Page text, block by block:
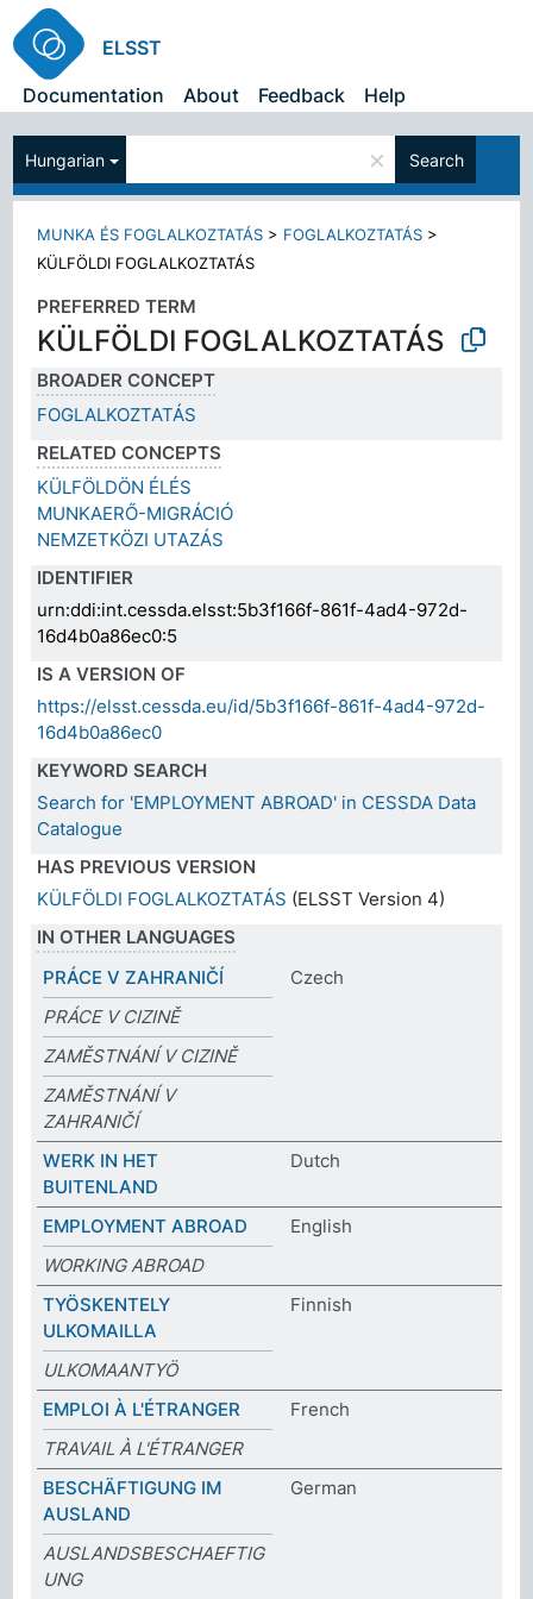
ELSST
Documentation
About Feedback Help
Hungarian × Search
MUNKA ÉS FOGLALKOZTATÁS > FOGLALKOZTATÁS >
KÜLFÖLDI FOGLALKOZTATÁS
PREFERRED TERM
KÜLFÖLDI FOGLALKOZTATÁS
BROADER CONCEPT
FOGLALKOZTATÁS
RELATED CONCEPTS
KÜLFÖLDÖN ÉLÉS
MUNKAERŐ-MIGRÁCIÓ
NEMZETKÖZI UTAZÁS
IDENTIFIER
urn:ddi:int.cessda.elsst:5b3f166f-861f-4ad4-972d-
16d4b0a86ec0:5
IS A VERSION OF
https://elsst.cessda.eu/id/5b3f166f-861f-4ad4-972d-
16d4b0a86ec0
KEYWORD SEARCH
Search for 'EMPLOYMENT ABROAD' in CESSDA Data
Catalogue
HAS PREVIOUS VERSION
KÜLFÖLDI FOGLALKOZTATÁS (ELSST Version 4)
IN OTHER LANGUAGES
PRÁCE V ZAHRANIČÍ
Czech
PRÁCE V CIZINĚ
ZAMĚSTNÁNÍ V CIZINĚ
ZAMĚSTNÁNÍ V
ZAHRANIČÍ
WERK IN HET
BUITENLAND
Dutch
EMPLOYMENT ABROAD
English
WORKING ABROAD
TYÖSKENTELY
ULKOMAILLA
Finnish
ULKOMAANTYÖ
EMPLOI À L'ÉTRANGER
French
TRAVAIL À L'ÉTRANGER
BESCHÄFTIGUNG IM
AUSLAND
German
AUSLANDSBESCHAEFTIG
UNG